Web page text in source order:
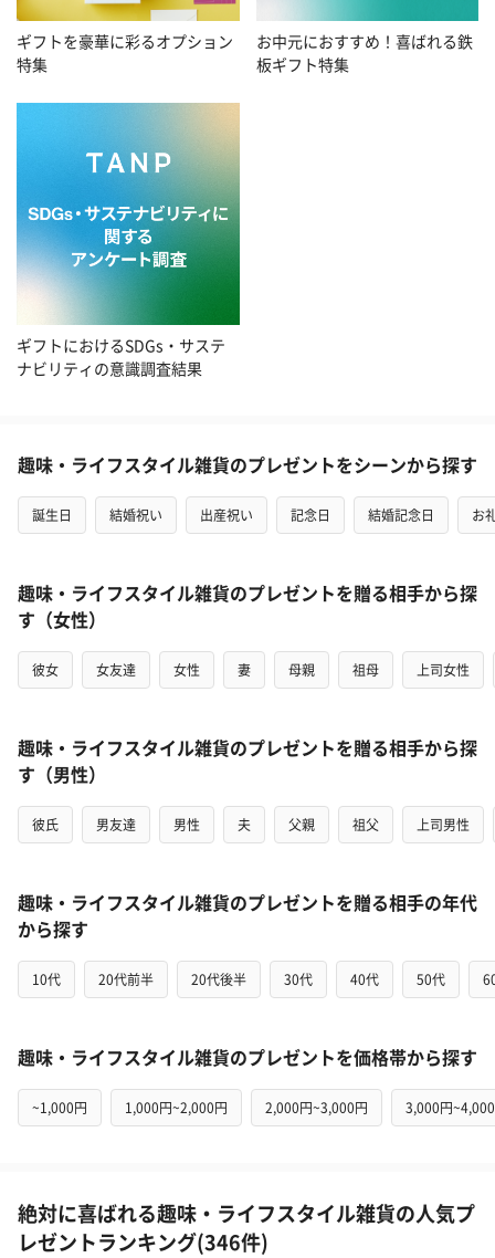
ギフトを豪華に彩るオプション
特集
お中元におすすめ！喜ばれる鉄
板ギフト特集
ギフトにおけるSDGs・サステ
ナビリティの意識調査結果
趣味・ライフスタイル雑貨のプレゼントをシーンから探す
誕生日 結婚祝い 出産祝い 記念日 結婚記念日 お
趣味・ライフスタイル雑貨のプレゼントを贈る相手から探
す（女性）
彼女 女友達 女性 妻 母親 祖母 上司女性
趣味・ライフスタイル雑貨のプレゼントを贈る相手から探
す（男性）
彼氏 男友達 男性 夫 父親 祖父 上司男性
趣味・ライフスタイル雑貨のプレゼントを贈る相手の年代
から探す
10代 20代前半 20代後半 30代 40代 50代
趣味・ライフスタイル雑貨のプレゼントを価格帯から探す
~1,000円 1,000円~2,000円 2,000円~3,000円 3,000円
絶対に喜ばれる趣味・ライフスタイル雑貨の人気プ
レゼントランキング(346件)